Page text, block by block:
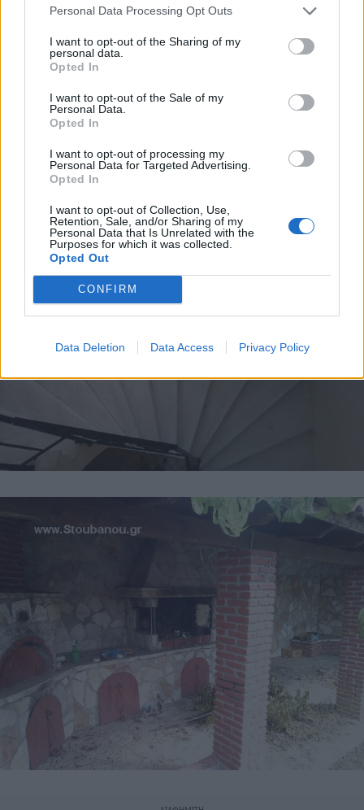
Personal Data Processing Opt Outs
I want to opt-out of the Sharing of my
personal data.
Opted In
I want to opt-out of the Sale of my
Personal Data.
Opted In
I want to opt-out of processing my
Personal Data for Targeted Advertising.
Opted In
I want to opt-out of Collection, Use,
Retention, Sale, and/or Sharing of my
Personal Data that Is Unrelated with the
Purposes for which it was collected.
Opted Out
CONFIRM
Data Deletion Data Access Privacy Policy